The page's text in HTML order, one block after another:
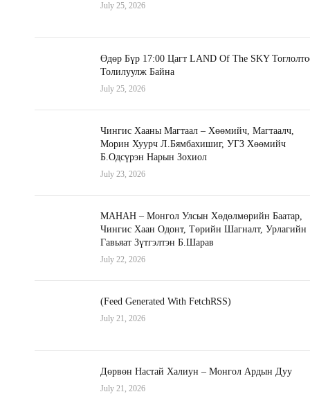
July 25, 2026
Өдөр Бүр 17:00 Цагт LAND Of The SKY
Толилуулж Байна
July 25, 2026
Чингис Хааны Магтаал – Хөөмийч, Магтаалч,
Морин Хуурч Л.Бямбахишиг, УГЗ Хөөмийч
Б.Одсүрэн Нарын Зохиол
July 23, 2026
МАНАН – Монгол Улсын Хөдөлмөрийн Баатар,
Чингис Хаан Одонт, Төрийн Шагналт, Урлагийн
Гавьяат Зүтгэлтэн Б.Шарав
July 22, 2026
(Feed Generated With FetchRSS)
July 21, 2026
Дөрвөн Настай Халиун – Монгол Ардын Дуу
July 21, 2026